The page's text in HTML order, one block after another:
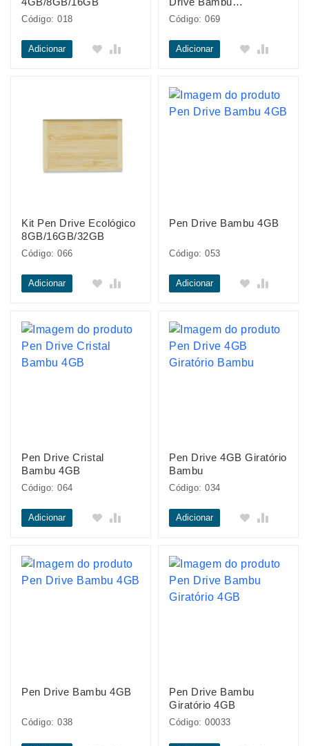
Código: 018
Adicionar
4GB/8GB/16GB/32GB
Código: 069
Adicionar
Kit Pen Drive Ecológico
8GB/16GB/32GB
Código: 066
Adicionar
Pen Drive Bambu 4GB
Código: 053
Adicionar
Pen Drive Cristal
Bambu 4GB
Código: 064
Adicionar
Pen Drive 4GB Giratório
Bambu
Código: 034
Adicionar
Pen Drive Bambu 4GB
Código: 038
Pen Drive Bambu
Giratório 4GB
Código: 00033